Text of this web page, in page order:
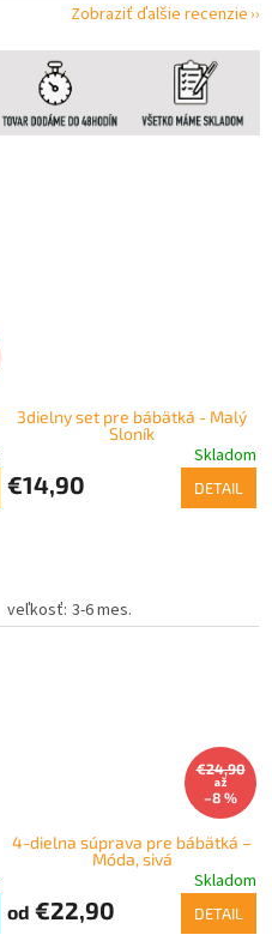
3dielny set pre bábätká - Malý
Sloník
Skladom
€14,90 DETAIL
3-6 mes.
€24,90
až
–8 %
4-dielna súprava pre bábätká –
Móda, sivá
Skladom
od €22,90 DETAIL
Zobraziť ďalšie recenzie